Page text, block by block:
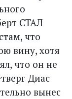
СТАЛ
что
вину, хотя
что он не
Диас
вынес